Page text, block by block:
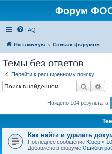
Форум
FAQ
На главную Список форумов
Темы без ответов
Перейти к расширенному поиску
Поиск
Найдено 104 результата
Как найти и удалить
Последнее сообщение Юзер «
Добавлено в форуме Ошибки